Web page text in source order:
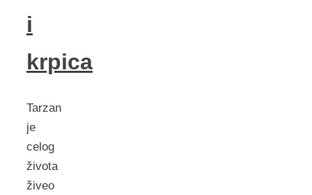
i
krpica
Tarzan
je
celog
života
živeo